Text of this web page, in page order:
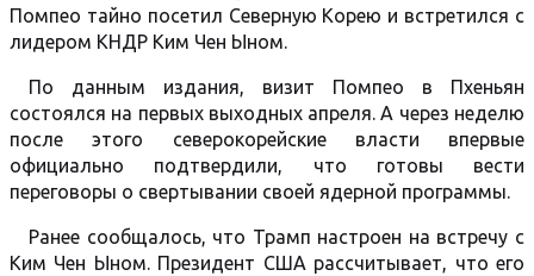
Помпео тайно посетил Северную Корею и встретился с
лидером КНДР Ким Чен Ыном.
По данным издания, визит Помпео в Пхеньян
состоялся на первых выходных апреля. А через неделю
после этого северокорейские власти впервые
официально подтвердили, что готовы вести
переговоры о свертывании своей ядерной программы.
Ранее сообщалось, что Трамп настроен на встречу с
Ким Чен Ыном. Президент США рассчитывает, что его